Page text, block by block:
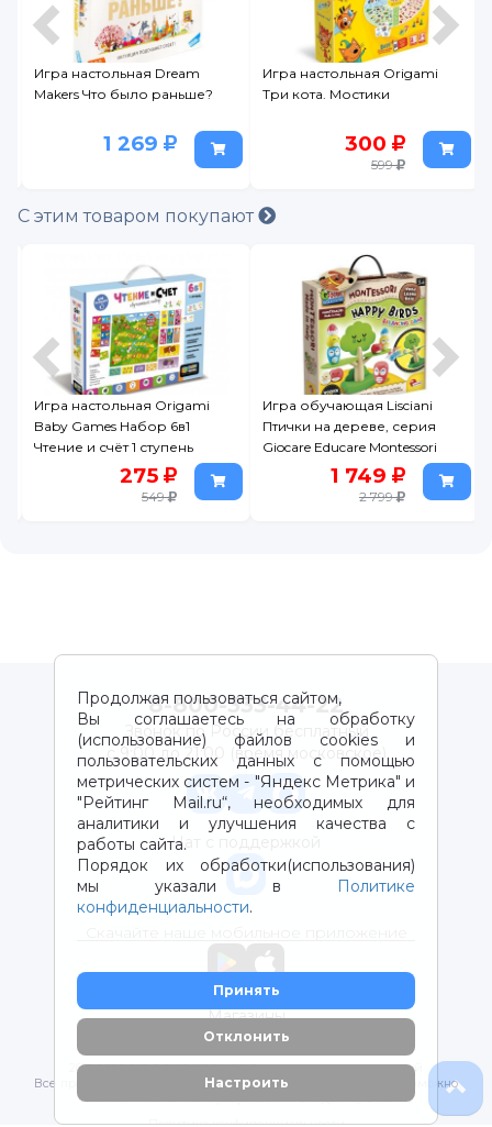
Игра настольная Origami
Три кота. Мостики
300
Игра детская настольная
Dream Makers Говорун. New
329
С этим товаром покупают
Игра обучающая Lisciani
Птички на дереве, серия
Giocare Educare Montessori
1 749
2 799
Игра настольная Dream
Makers-Board Games
Медовые реки
349
Продолжая пользоваться сайтом,
Вы соглашаетесь на обработку
(использование) файлов cookies и
пользовательских данных с помощью
метрических систем - "Яндекс Метрика" и
"Рейтинг Mail.ru“, необходимых для
аналитики и улучшения качества с
работы сайта.
Порядок их обработки(использования)
мы указали в
Политике
конфиденциальности.
Принять
Отклонить
Настроить
8-800-333-44-22
Звонок по России бесплатный
с 9:00 до 21:00 (время московское)
Чат с поддержкой
Магазины
2012-2026 © ООО "ВОТОНЯ". Детские товары с доставкой
Все права защищены. Любое использование материалов возможно
только с письменного разрешения владельцев сайта.
Политика конфиденциальности